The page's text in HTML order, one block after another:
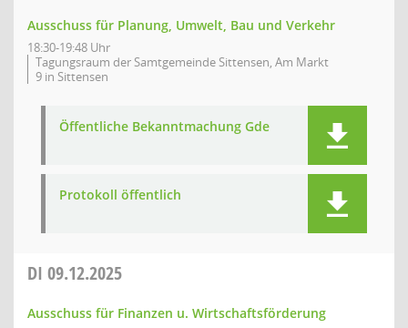
Ausschuss für Planung, Umwelt, Bau und Verkehr
18:30-19:48 Uhr
Tagungsraum der Samtgemeinde Sittensen, Am Markt
9 in Sittensen
Öffentliche Bekanntmachung Gde
Protokoll öffentlich
DI 09.12.2025
Ausschuss für Finanzen u. Wirtschaftsförderung